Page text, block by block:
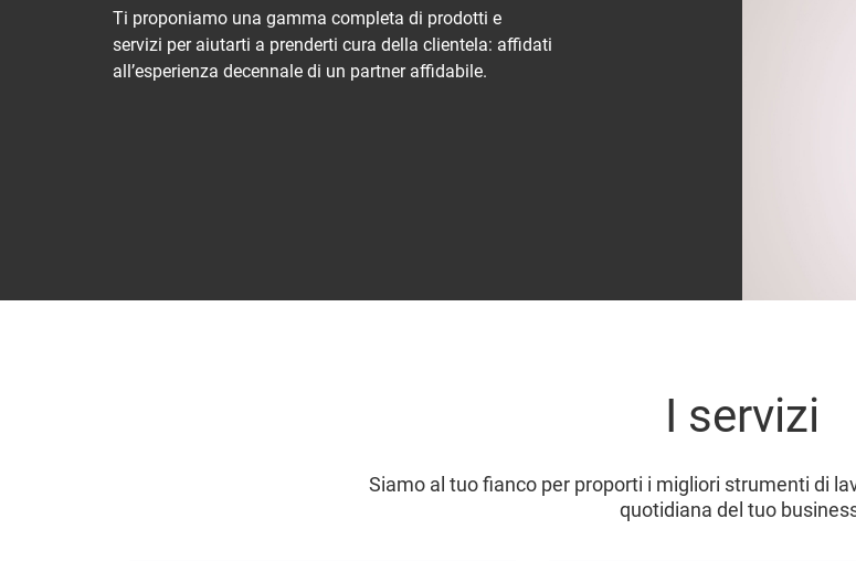
Ti proponiamo una gamma completa di prodotti e
servizi per aiutarti a prenderti cura della clientela: affidati
all’esperienza decennale di un partner affidabile.
I servizi
Siamo al tuo fianco per proporti i migliori strumenti di
quotidiana del tuo